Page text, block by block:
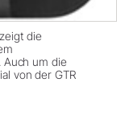
die
Auch um die
von der GTR